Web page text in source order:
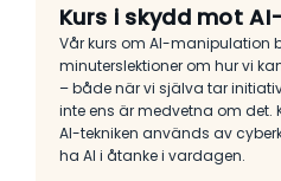
Kurs i skydd mot
Vår kurs om AI-manipulation
minuterslektioner om hur vi
– både när vi själva tar
inte ens är medvetna om det.
AI-tekniken används av
ha AI i åtanke i vardagen.